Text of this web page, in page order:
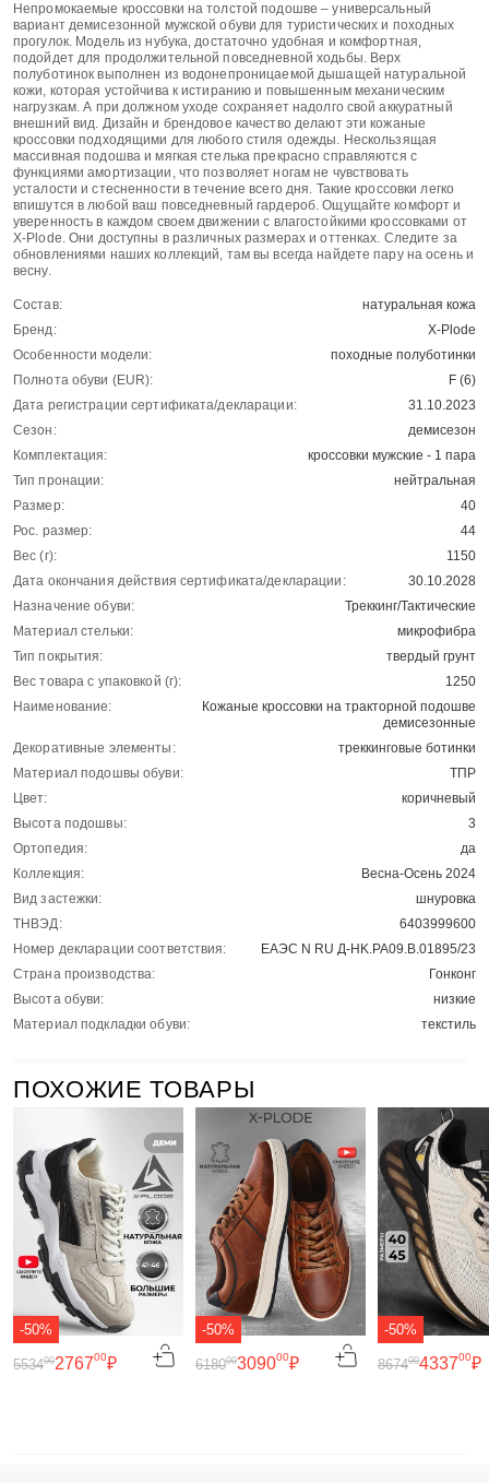
Непромокаемые кроссовки на толстой подошве – универсальный
вариант демисезонной мужской обуви для туристических и походных
прогулок. Модель из нубука, достаточно удобная и комфортная,
подойдет для продолжительной повседневной ходьбы. Верх
полуботинок выполнен из водонепроницаемой дышащей натуральной
кожи, которая устойчива к истиранию и повышенным механическим
нагрузкам. А при должном уходе сохраняет надолго свой аккуратный
внешний вид. Дизайн и брендовое качество делают эти кожаные
кроссовки подходящими для любого стиля одежды. Нескользящая
массивная подошва и мягкая стелька прекрасно справляются с
функциями амортизации, что позволяет ногам не чувствовать
усталости и стесненности в течение всего дня. Такие кроссовки легко
впишутся в любой ваш повседневный гардероб. Ощущайте комфорт и
уверенность в каждом своем движении с влагостойкими кроссовками от
X-Plode. Они доступны в различных размерах и оттенках. Следите за
обновлениями наших коллекций, там вы всегда найдете пару на осень и
весну.
Состав:
натуральная кожа
Бренд:
X-Plode
Особенности модели:
походные полуботинки
Полнота обуви (EUR):
F (6)
Дата регистрации сертификата/декларации:
31.10.2023
Сезон:
демисезон
Комплектация:
кроссовки мужские - 1 пара
Тип пронации:
нейтральная
Размер:
40
Рос. размер:
44
Вес (г):
1150
Дата окончания действия сертификата/декларации:
30.10.2028
Назначение обуви:
Треккинг/Тактические
Материал стельки:
микрофибра
Тип покрытия:
твердый грунт
Вес товара с упаковкой (г):
1250
Наименование:
Кожаные кроссовки на тракторной подошве
демисезонные
Декоративные элементы:
треккинговые ботинки
Материал подошвы обуви:
ТПР
Цвет:
коричневый
Высота подошвы:
3
Ортопедия:
да
Коллекция:
Весна-Осень 2024
Вид застежки:
шнуровка
ТНВЭД:
6403999600
Номер декларации соответствия:
ЕАЭС N RU Д-HK.РА09.В.01895/23
Страна производства:
Гонконг
Высота обуви:
низкие
Материал подкладки обуви:
текстиль
ПОХОЖИЕ ТОВАРЫ
-50%
276700₽
553400
-50%
309000₽
618000
-50%
433700₽
867400